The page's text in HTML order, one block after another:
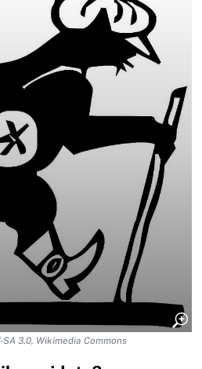
3.0, Wikimedia Commons